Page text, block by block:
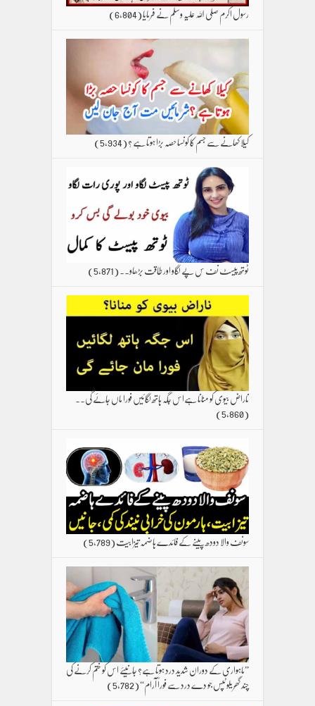
رسول اکرم صلی اللہ علیہ وسلم نے فرمایا(6,804)
کیلا کھانے سے جسم کا کونسا حصہ بڑا ہوتا ہے ؟(5,934)
ٹوتھ پیسٹ نف س پے لگاو اور طاقت بڑھاو۔۔(5,871)
ناراض بیوی کو منانا ہےاس جگہ ہاتھ لگائیں فورا ماں جائے گی۔۔
(5,860)
سونف والا دودھ پینے کے فائدے ہاضمہ تیزابیت(5,789)
”ماہواری کے دوران شدید درد ہوتا ہے؟ جانیئے اس کو ختم کرنے کی
چند گھریلو ٹپس جو دے درد سے فوراً آرام“(5,782)